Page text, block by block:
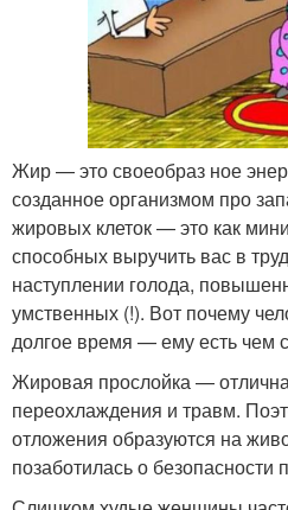
Жир — это своеобраз ное
созданное организмом про
жировых клеток — это как
способных выручить вас в
наступлении голода,
умственных (!). Вот почему
долгое время — ему есть чем
Жировая прослойка —
переохлаждения и травм.
отложения образуются на
позаботилась о безопасности